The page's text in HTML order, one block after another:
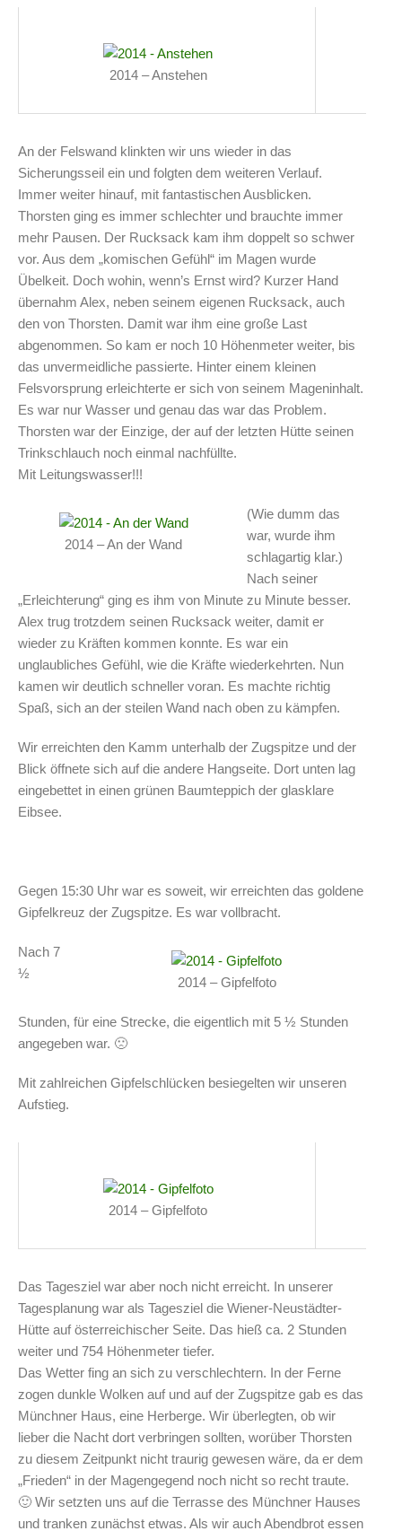
2014 – Anstehen
An der Felswand klinkten wir uns wieder in das
Sicherungsseil ein und folgten dem weiteren Verlauf.
Immer weiter hinauf, mit fantastischen Ausblicken.
Thorsten ging es immer schlechter und brauchte immer
mehr Pausen. Der Rucksack kam ihm doppelt so schwer
vor. Aus dem „komischen Gefühl“ im Magen wurde
Übelkeit. Doch wohin, wenn’s Ernst wird? Kurzer Hand
übernahm Alex, neben seinem eigenen Rucksack, auch
den von Thorsten. Damit war ihm eine große Last
abgenommen. So kam er noch 10 Höhenmeter weiter, bis
das unvermeidliche passierte. Hinter einem kleinen
Felsvorsprung erleichterte er sich von seinem Mageninhalt.
Es war nur Wasser und genau das war das Problem.
Thorsten war der Einzige, der auf der letzten Hütte seinen
Trinkschlauch noch einmal nachfüllte.
Mit Leitungswasser!!!
2014 – An der Wand
(Wie dumm das
war, wurde ihm
schlagartig klar.)
Nach seiner
„Erleichterung“ ging es ihm von Minute zu Minute besser.
Alex trug trotzdem seinen Rucksack weiter, damit er
wieder zu Kräften kommen konnte. Es war ein
unglaubliches Gefühl, wie die Kräfte wiederkehrten. Nun
kamen wir deutlich schneller voran. Es machte richtig
Spaß, sich an der steilen Wand nach oben zu kämpfen.
Wir erreichten den Kamm unterhalb der Zugspitze und der
Blick öffnete sich auf die andere Hangseite. Dort unten lag
eingebettet in einen grünen Baumteppich der glasklare
Eibsee.
Gegen 15:30 Uhr war es soweit, wir erreichten das goldene
Gipfelkreuz der Zugspitze. Es war vollbracht.
2014 – Gipfelfoto
Nach 7
½
Stunden, für eine Strecke, die eigentlich mit 5 ½ Stunden
angegeben war. 🙁
Mit zahlreichen Gipfelschlücken besiegelten wir unseren
Aufstieg.
2014 – Gipfelfoto
Das Tagesziel war aber noch nicht erreicht. In unserer
Tagesplanung war als Tagesziel die Wiener-Neustädter-
Hütte auf österreichischer Seite. Das hieß ca. 2 Stunden
weiter und 754 Höhenmeter tiefer.
Das Wetter fing an sich zu verschlechtern. In der Ferne
zogen dunkle Wolken auf und auf der Zugspitze gab es das
Münchner Haus, eine Herberge. Wir überlegten, ob wir
lieber die Nacht dort verbringen sollten, worüber Thorsten
zu diesem Zeitpunkt nicht traurig gewesen wäre, da er dem
„Frieden“ in der Magengegend noch nicht so recht traute.
🙂 Wir setzten uns auf die Terrasse des Münchner Hauses
und tranken zunächst etwas. Als wir auch Abendbrot essen